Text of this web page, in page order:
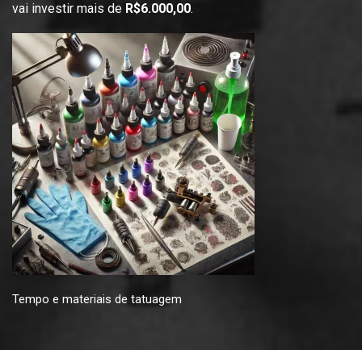
vai investir mais de R$6.000,00.
Tempo e materiais de tatuagem